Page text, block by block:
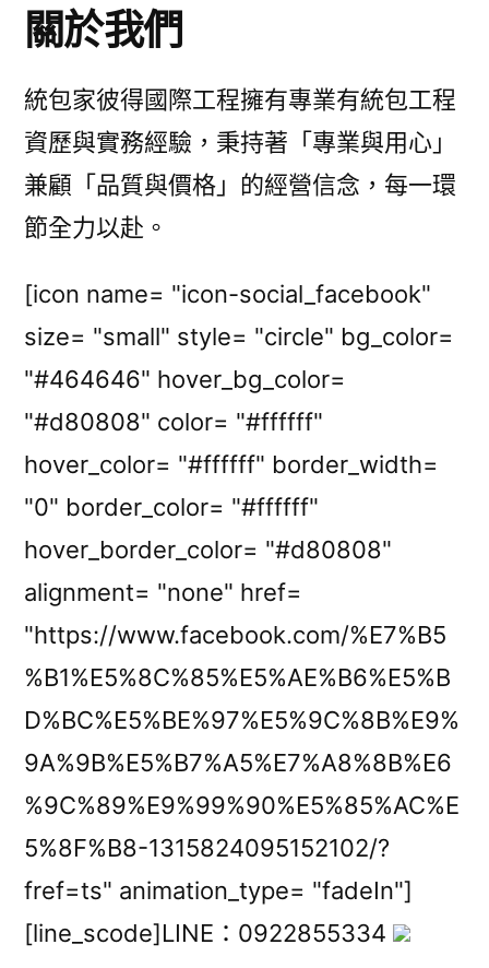
關於我們
統包家彼得國際工程擁有專業有統包工程
資歷與實務經驗，秉持著「專業與用心」
兼顧「品質與價格」的經營信念，每一環
節全力以赴。
[icon name= "icon-social_facebook"
size= "small" style= "circle" bg_color=
"#464646" hover_bg_color=
"#d80808" color= "#ffffff"
hover_color= "#ffffff" border_width=
"0" border_color= "#ffffff"
hover_border_color= "#d80808"
alignment= "none" href=
"https://www.facebook.com/%E7%B5
%B1%E5%8C%85%E5%AE%B6%E5%B
D%BC%E5%BE%97%E5%9C%8B%E9%
9A%9B%E5%B7%A5%E7%A8%8B%E6
%9C%89%E9%99%90%E5%85%AC%E
5%8F%B8-1315824095152102/?
fref=ts" animation_type= "fadeIn"]
[line_scode]LINE：0922855334